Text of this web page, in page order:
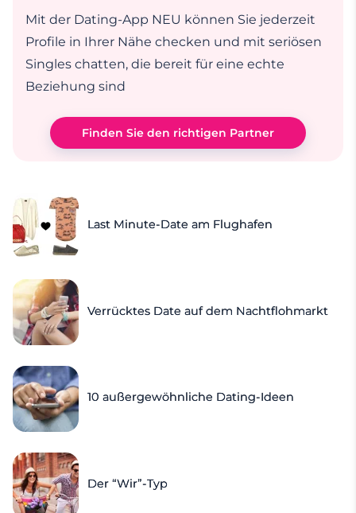
Mit der Dating-App NEU können Sie jederzeit
Profile in Ihrer Nähe checken und mit seriösen
Singles chatten, die bereit für eine echte
Beziehung sind
Finden Sie den richtigen Partner
Last Minute-Date am Flughafen
Verrücktes Date auf dem Nachtflohmarkt
10 außergewöhnliche Dating-Ideen
Der “Wir”-Typ